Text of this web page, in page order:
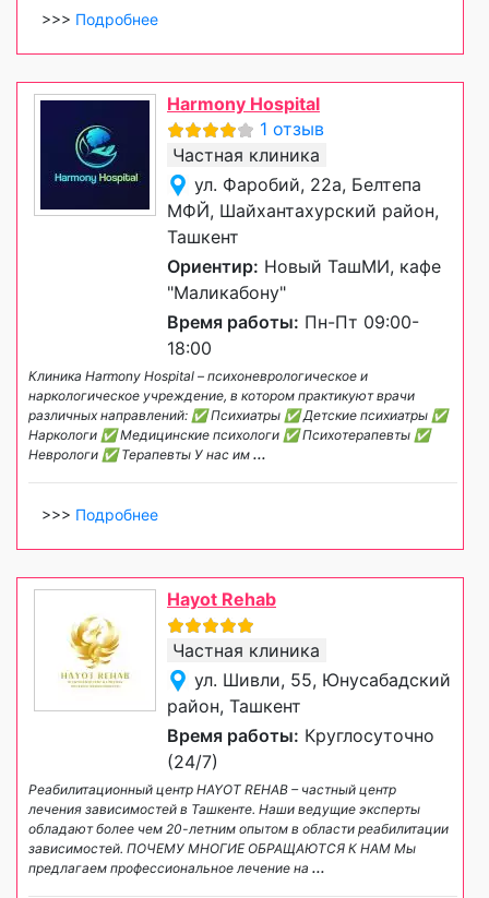
>>> Подробнее
Harmony Hospital
1 отзыв
Частная клиника
ул. Фаробий, 22а, Белтепа
МФЙ, Шайхантахурский район,
Ташкент
Ориентир: Новый ТашМИ, кафе
"Маликабону"
Время работы: Пн-Пт 09:00-
18:00
Клиника Harmony Hospital – психоневрологическое и
наркологическое учреждение, в котором практикуют врачи
различных направлений: ✅ Психиатры ✅ Детские психиатры ✅
Наркологи ✅ Медицинские психологи ✅ Психотерапевты ✅
Неврологи ✅ Терапевты У нас им ...
>>> Подробнее
Hayot Rehab
Частная клиника
ул. Шивли, 55, Юнусабадский
район, Ташкент
Время работы: Круглосуточно
(24/7)
Реабилитационный центр HAYOT REHAB – частный центр
лечения зависимостей в Ташкенте. Наши ведущие эксперты
обладают более чем 20-летним опытом в области реабилитации
зависимостей. ПОЧЕМУ МНОГИЕ ОБРАЩАЮТСЯ К НАМ Мы
предлагаем профессиональное лечение на ...